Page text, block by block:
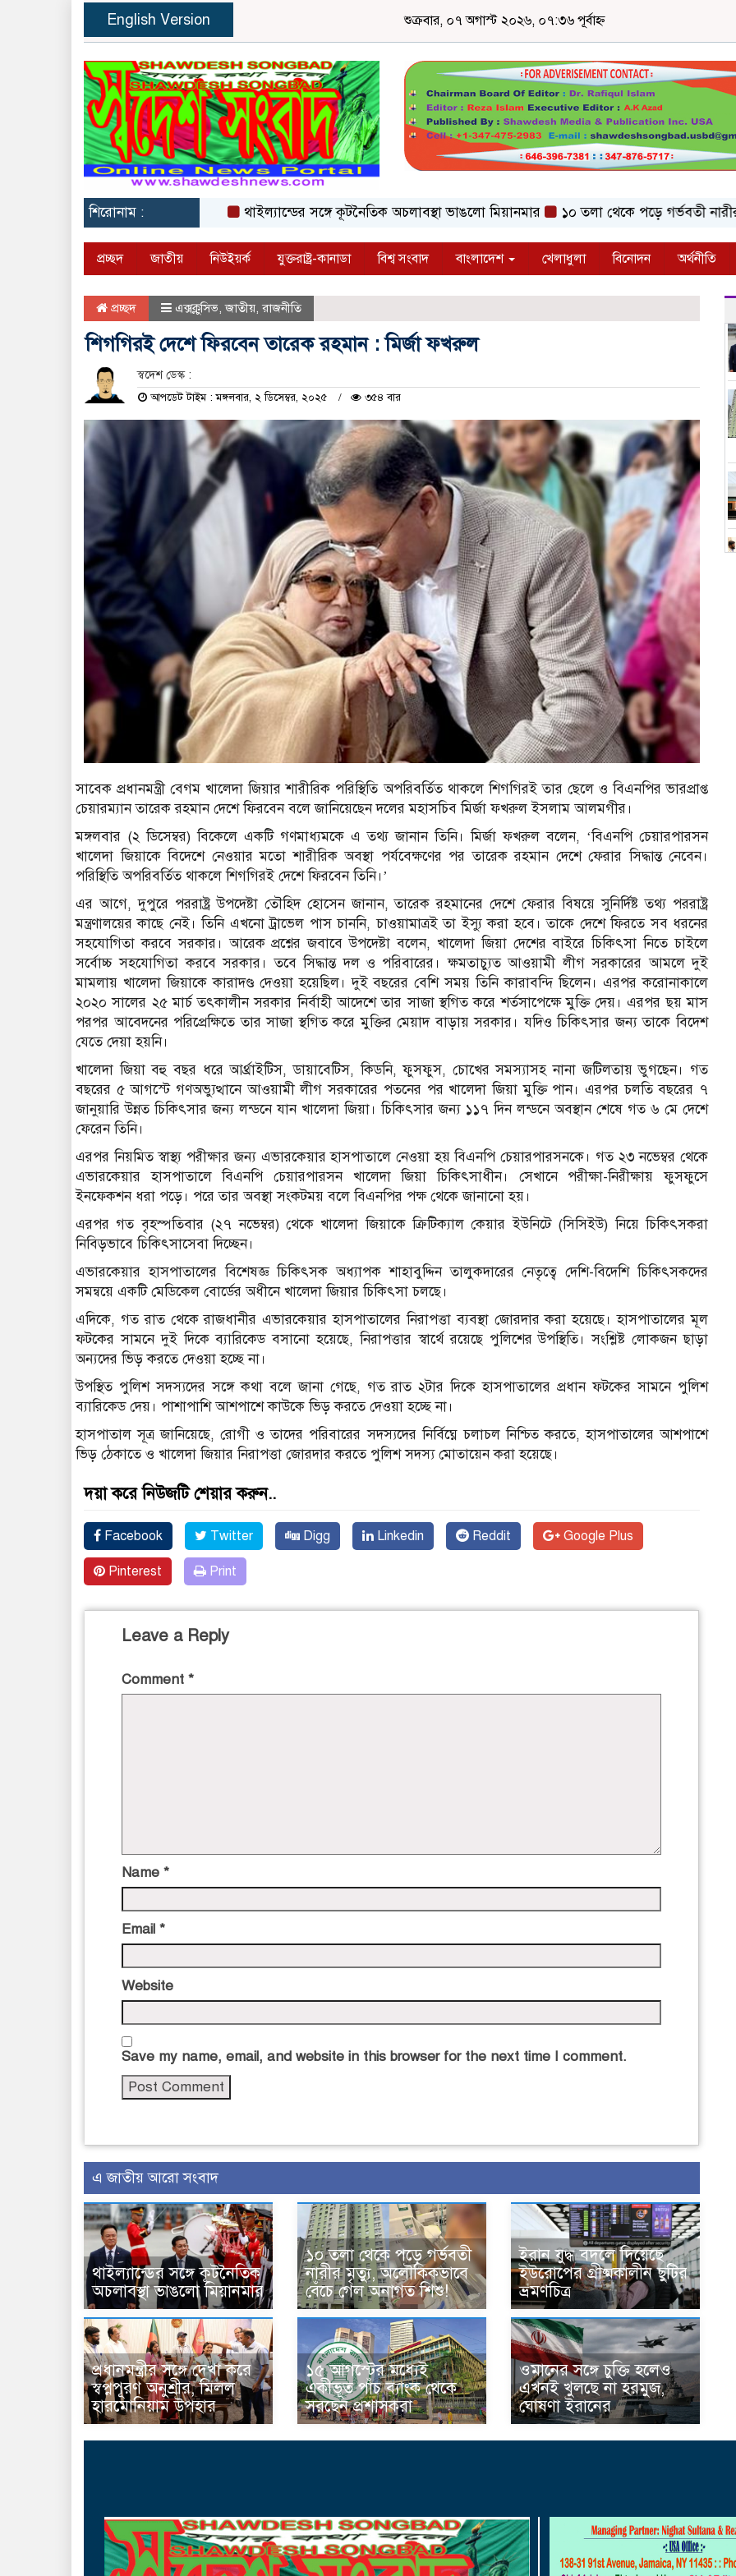
English Version শুক্রবার, ০৭ অগাস্ট ২০২৬, ০৭:৩৬ পূর্বাহ্ন
শিরোনাম : থাইল্যান্ডের সঙ্গে কূটনৈতিক অচলাবস্থা ভাঙলো মিয়ানমার ১০ তলা থেকে পড়ে গর্ভবতী নারীর
প্রচ্ছদ জাতীয় নিউইয়র্ক যুক্তরাষ্ট্র-কানাডা বিশ্ব সংবাদ বাংলাদেশ খেলাধুলা বিনোদন অর্থনীতি
প্রচ্ছদ এক্সক্লুসিভ,জাতীয়, রাজনীতি
শিগগিরই দেশে ফিরবেন তারেক রহমান : মির্জা ফখরুল
স্বদেশ ডেস্ক :
আপডেট টাইম : মঙ্গলবার, ২ ডিসেম্বর, ২০২৫ ৩৫৪ বার
সাবেক প্রধানমন্ত্রী বেগম খালেদা জিয়ার শারীরিক পরিস্থিতি অপরিবর্তিত থাকলে শিগগিরই তার ছেলে ও বিএনপির ভারপ্রাপ্ত
চেয়ারম্যান তারেক রহমান দেশে ফিরবেন বলে জানিয়েছেন দলের মহাসচিব মির্জা ফখরুল ইসলাম আলমগীর।
মঙ্গলবার (২ ডিসেম্বর) বিকেলে একটি গণমাধ্যমকে এ তথ্য জানান তিনি। মির্জা ফখরুল বলেন, ‘বিএনপি চেয়ারপারসন
খালেদা জিয়াকে বিদেশে নেওয়ার মতো শারীরিক অবস্থা পর্যবেক্ষণের পর তারেক রহমান দেশে ফেরার সিদ্ধান্ত নেবেন।
পরিস্থিতি অপরিবর্তিত থাকলে শিগগিরই দেশে ফিরবেন তিনি।’
এর আগে, দুপুরে পররাষ্ট্র উপদেষ্টা তৌহিদ হোসেন জানান, তারেক রহমানের দেশে ফেরার বিষয়ে সুনির্দিষ্ট তথ্য পররাষ্ট্র
মন্ত্রণালয়ের কাছে নেই। তিনি এখনো ট্রাভেল পাস চাননি, চাওয়ামাত্রই তা ইস্যু করা হবে। তাকে দেশে ফিরতে সব ধরনের
সহযোগিতা করবে সরকার। আরেক প্রশ্নের জবাবে উপদেষ্টা বলেন, খালেদা জিয়া দেশের বাইরে চিকিৎসা নিতে চাইলে
সর্বোচ্চ সহযোগিতা করবে সরকার। তবে সিদ্ধান্ত দল ও পরিবারের। ক্ষমতাচ্যুত আওয়ামী লীগ সরকারের আমলে দুই
মামলায় খালেদা জিয়াকে কারাদণ্ড দেওয়া হয়েছিল। দুই বছরের বেশি সময় তিনি কারাবন্দি ছিলেন। এরপর করোনাকালে
২০২০ সালের ২৫ মার্চ তৎকালীন সরকার নির্বাহী আদেশে তার সাজা স্থগিত করে শর্তসাপেক্ষে মুক্তি দেয়। এরপর ছয় মাস
পরপর আবেদনের পরিপ্রেক্ষিতে তার সাজা স্থগিত করে মুক্তির মেয়াদ বাড়ায় সরকার। যদিও চিকিৎসার জন্য তাকে বিদেশ
যেতে দেয়া হয়নি।
খালেদা জিয়া বহু বছর ধরে আর্থ্রাইটিস, ডায়াবেটিস, কিডনি, ফুসফুস, চোখের সমস্যাসহ নানা জটিলতায় ভুগছেন। গত
বছরের ৫ আগস্টে গণঅভ্যুত্থানে আওয়ামী লীগ সরকারের পতনের পর খালেদা জিয়া মুক্তি পান। এরপর চলতি বছরের ৭
জানুয়ারি উন্নত চিকিৎসার জন্য লন্ডনে যান খালেদা জিয়া। চিকিৎসার জন্য ১১৭ দিন লন্ডনে অবস্থান শেষে গত ৬ মে দেশে
ফেরেন তিনি।
এরপর নিয়মিত স্বাস্থ্য পরীক্ষার জন্য এভারকেয়ার হাসপাতালে নেওয়া হয় বিএনপি চেয়ারপারসনকে। গত ২৩ নভেম্বর থেকে
এভারকেয়ার হাসপাতালে বিএনপি চেয়ারপারসন খালেদা জিয়া চিকিৎসাধীন। সেখানে পরীক্ষা-নিরীক্ষায় ফুসফুসে
ইনফেকশন ধরা পড়ে। পরে তার অবস্থা সংকটময় বলে বিএনপির পক্ষ থেকে জানানো হয়।
এরপর গত বৃহস্পতিবার (২৭ নভেম্বর) থেকে খালেদা জিয়াকে ক্রিটিক্যাল কেয়ার ইউনিটে (সিসিইউ) নিয়ে চিকিৎসকরা
নিবিড়ভাবে চিকিৎসাসেবা দিচ্ছেন।
এভারকেয়ার হাসপাতালের বিশেষজ্ঞ চিকিৎসক অধ্যাপক শাহাবুদ্দিন তালুকদারের নেতৃত্বে দেশি-বিদেশি চিকিৎসকদের
সমন্বয়ে একটি মেডিকেল বোর্ডের অধীনে খালেদা জিয়ার চিকিৎসা চলছে।
এদিকে, গত রাত থেকে রাজধানীর এভারকেয়ার হাসপাতালের নিরাপত্তা ব্যবস্থা জোরদার করা হয়েছে। হাসপাতালের মূল
ফটকের সামনে দুই দিকে ব্যারিকেড বসানো হয়েছে, নিরাপত্তার স্বার্থে রয়েছে পুলিশের উপস্থিতি। সংশ্লিষ্ট লোকজন ছাড়া
অন্যদের ভিড় করতে দেওয়া হচ্ছে না।
উপস্থিত পুলিশ সদস্যদের সঙ্গে কথা বলে জানা গেছে, গত রাত ২টার দিকে হাসপাতালের প্রধান ফটকের সামনে পুলিশ
ব্যারিকেড দেয়। পাশাপাশি আশপাশে কাউকে ভিড় করতে দেওয়া হচ্ছে না।
হাসপাতাল সূত্র জানিয়েছে, রোগী ও তাদের পরিবারের সদস্যদের নির্বিঘ্নে চলাচল নিশ্চিত করতে, হাসপাতালের আশপাশে
ভিড় ঠেকাতে ও খালেদা জিয়ার নিরাপত্তা জোরদার করতে পুলিশ সদস্য মোতায়েন করা হয়েছে।
দয়া করে নিউজটি শেয়ার করুন..
Facebook Twitter Digg Linkedin Reddit Google Plus
Pinterest Print
Leave a Reply
Comment *
Name *
Email *
Website
Save my name, email, and website in this browser for the next time I comment.
এ জাতীয় আরো সংবাদ
থাইল্যান্ডের সঙ্গে কূটনৈতিক
অচলাবস্থা ভাঙলো মিয়ানমার
১০ তলা থেকে পড়ে গর্ভবতী
নারীর মৃত্যু, অলৌকিকভাবে
বেঁচে গেল অনাগত শিশু!
ইরান যুদ্ধ বদলে দিয়েছে
ইউরোপের গ্রীষ্মকালীন ছুটির
ভ্রমণচিত্র
প্রধানমন্ত্রীর সঙ্গে দেখা করে
স্বপ্নপূরণ অনুশ্রীর, মিলল
হারমোনিয়াম উপহার
১৫ আগস্টের মধ্যেই
একীভূত পাঁচ ব্যাংক থেকে
সরছেন প্রশাসকরা
ওমানের সঙ্গে চুক্তি হলেও
এখনই খুলছে না হরমুজ,
ঘোষণা ইরানের